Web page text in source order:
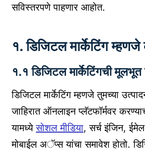
सविस्तरपणे पाहणार आहोत.
१. डिजिटल मार्केटिंग
१.१ डिजिटल मार्केटिंगची
डिजिटल मार्केटिंग म्हणजे तुमच्या
जाहिरात ऑनलाइन प्लॅटफॉर्मवर
यामध्येसोशल मीडिया, सर्च इंजिन,
मोबाईल अॅप्स यांचा समावेश होतो.